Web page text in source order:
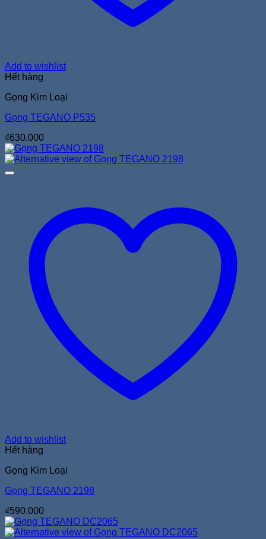
Add to wishlist
Hết hàng
Gọng Kim Loại
Gọng TEGANO P535
₫630.000
Add to wishlist
Hết hàng
Gọng Kim Loại
Gọng TEGANO 2198
₫590.000